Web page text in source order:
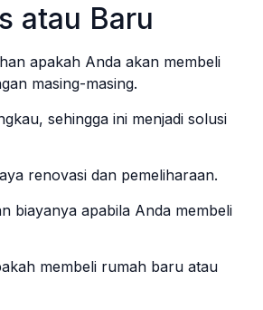
atau Baru
apakah Anda akan membeli
masing-masing.
sehingga ini menjadi solusi
renovasi dan pemeliharaan.
biayanya apabila Anda membeli
membeli rumah baru atau